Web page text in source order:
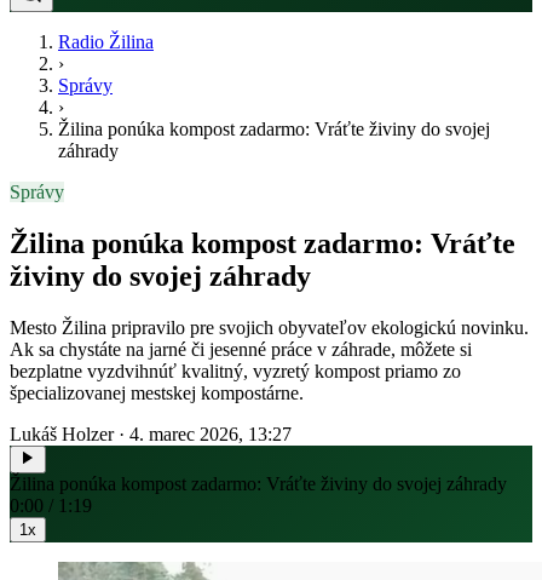
Radio Žilina
›
Správy
›
Žilina ponúka kompost zadarmo: Vráťte živiny do svojej
záhrady
Správy
Žilina ponúka kompost zadarmo: Vráťte
živiny do svojej záhrady
Mesto Žilina pripravilo pre svojich obyvateľov ekologickú novinku.
Ak sa chystáte na jarné či jesenné práce v záhrade, môžete si
bezplatne vyzdvihnúť kvalitný, vyzretý kompost priamo zo
špecializovanej mestskej kompostárne.
Lukáš Holzer · 4. marec 2026, 13:27
Žilina ponúka kompost zadarmo: Vráťte živiny do svojej záhrady
0:00 / 1:19
1x